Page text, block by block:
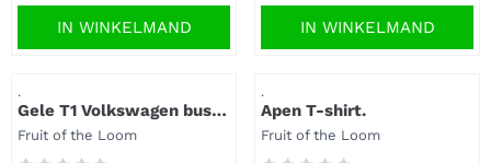
IN WINKELMAND IN WINKELMAND
.
Gele T1 Volkswagen bus
t-shirt.
Merk:
Fruit of the Loom
.
Apen T-shirt.
Merk:
Fruit of the Loom